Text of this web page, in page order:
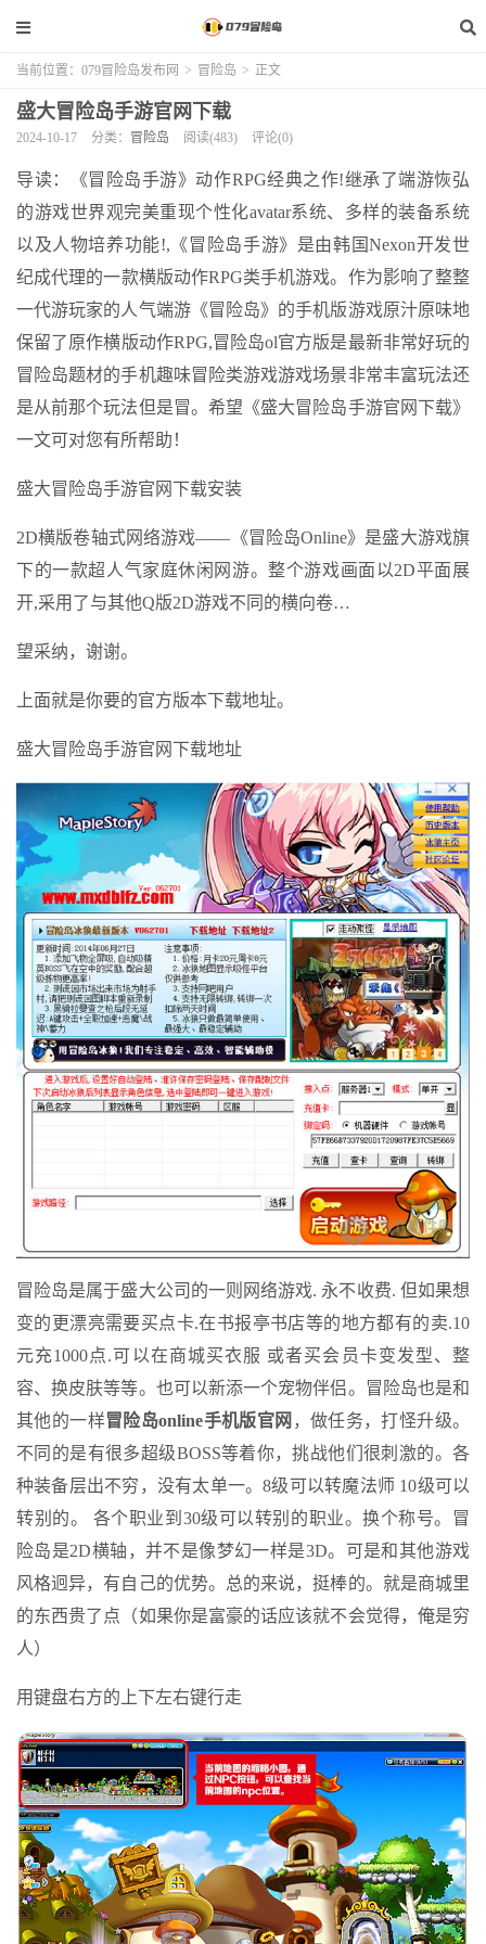
当前位置： 079冒险岛发布网 > 冒险岛 > 正文
盛大冒险岛手游官网下载
2024-10-17 分类： 冒险岛 阅读(483) 评论(0)
导读：《冒险岛手游》动作RPG经典之作!继承了端游恢弘
的游戏世界观完美重现个性化avatar系统、多样的装备系统
以及人物培养功能!,《冒险岛手游》是由韩国Nexon开发世
纪成代理的一款横版动作RPG类手机游戏。作为影响了整整
一代游玩家的人气端游《冒险岛》的手机版游戏原汁原味地
保留了原作横版动作RPG,冒险岛ol官方版是最新非常好玩的
冒险岛题材的手机趣味冒险类游戏游戏场景非常丰富玩法还
是从前那个玩法但是冒。希望《盛大冒险岛手游官网下载》
一文可对您有所帮助！
盛大冒险岛手游官网下载安装
2D横版卷轴式网络游戏——《冒险岛Online》是盛大游戏旗
下的一款超人气家庭休闲网游。整个游戏画面以2D平面展
开,采用了与其他Q版2D游戏不同的横向卷…
望采纳，谢谢。
上面就是你要的官方版本下载地址。
盛大冒险岛手游官网下载地址
冒险岛是属于盛大公司的一则网络游戏. 永不收费. 但如果想
变的更漂亮需要买点卡.在书报亭书店等的地方都有的卖.10
元充1000点.可以在商城买衣服 或者买会员卡变发型、整
容、换皮肤等等。也可以新添一个宠物伴侣。冒险岛也是和
其他的一样冒险岛online手机版官网 ，做任务，打怪升级。
不同的是有很多超级BOSS等着你，挑战他们很刺激的。各
种装备层出不穷，没有太单一。8级可以转魔法师 10级可以
转别的。 各个职业到30级可以转别的职业。换个称号。冒
险岛是2D横轴，并不是像梦幻一样是3D。可是和其他游戏
风格迥异，有自己的优势。总的来说，挺棒的。就是商城里
的东西贵了点（如果你是富豪的话应该就不会觉得，俺是穷
人）
用键盘右方的上下左右键行走